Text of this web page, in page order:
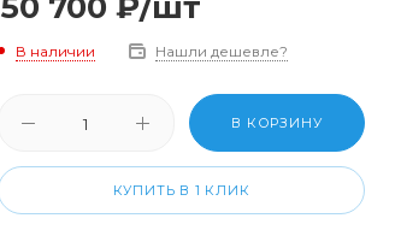
В наличии Нашли дешевле?
В КОРЗИНУ
КУПИТЬ В 1 КЛИК